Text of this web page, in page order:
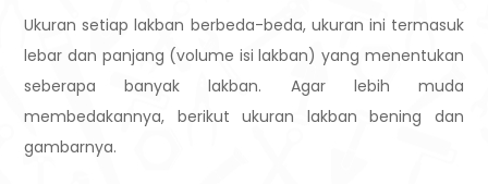
Ukuran setiap lakban berbeda-beda, ukuran ini termasuk
lebar dan panjang (volume isi lakban) yang menentukan
seberapa banyak lakban. Agar lebih muda
membedakannya, berikut ukuran lakban bening dan
gambarnya.